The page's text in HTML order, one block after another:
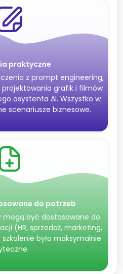
praktyczne
z prompt engineering,
grafik i filmów
asystenta AI. Wszystko w
scenariusze biznesowe.
do potrzeb
mogą być dostosowane do
(HR, sprzedaż, marketing,
było maksymalnie